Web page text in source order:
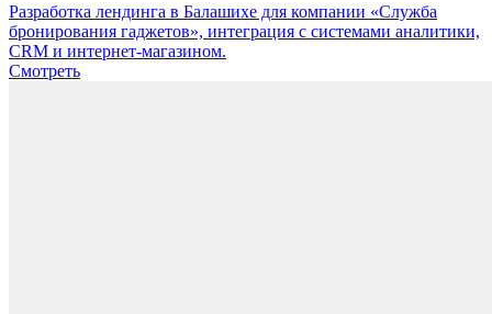
Разработка лендинга в Балашихе для компании «Служба
бронирования гаджетов», интеграция с системами аналитики,
CRM и интернет-магазином.
Смотреть